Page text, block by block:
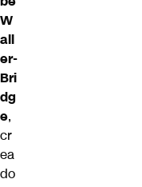
W
all
er-
Bri
dg
e,
cr
ea
do